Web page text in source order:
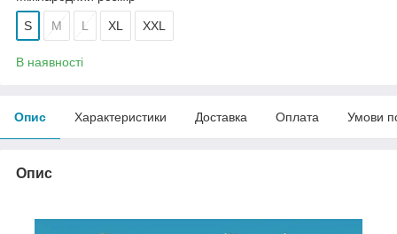
S M L XL XXL
В наявності
Опис Характеристики Доставка Оплата Умови
Опис